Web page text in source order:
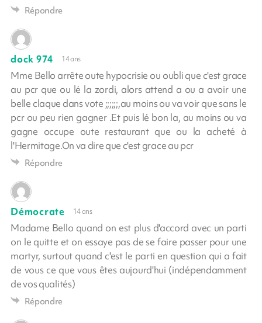
Répondre
dock 974 14 ans
Mme Bello arrête oute hypocrisie ou oubli que c'est grace
au pcr que ou lé la zordi, alors attend a ou a avoir une
belle claque dans vote ;;;;;;,au moins ou va voir que sans le
pcr ou peu rien gagner .Et puis lé bon la, au moins ou va
gagne occupe oute restaurant que ou la acheté à
l'Hermitage.On va dire que c'est grace au pcr
Répondre
Démocrate 14 ans
Madame Bello quand on est plus d'accord avec un parti
on le quitte et on essaye pas de se faire passer pour une
martyr, surtout quand c'est le parti en question qui a fait
de vous ce que vous êtes aujourd'hui (indépendamment
de vos qualités)
Répondre